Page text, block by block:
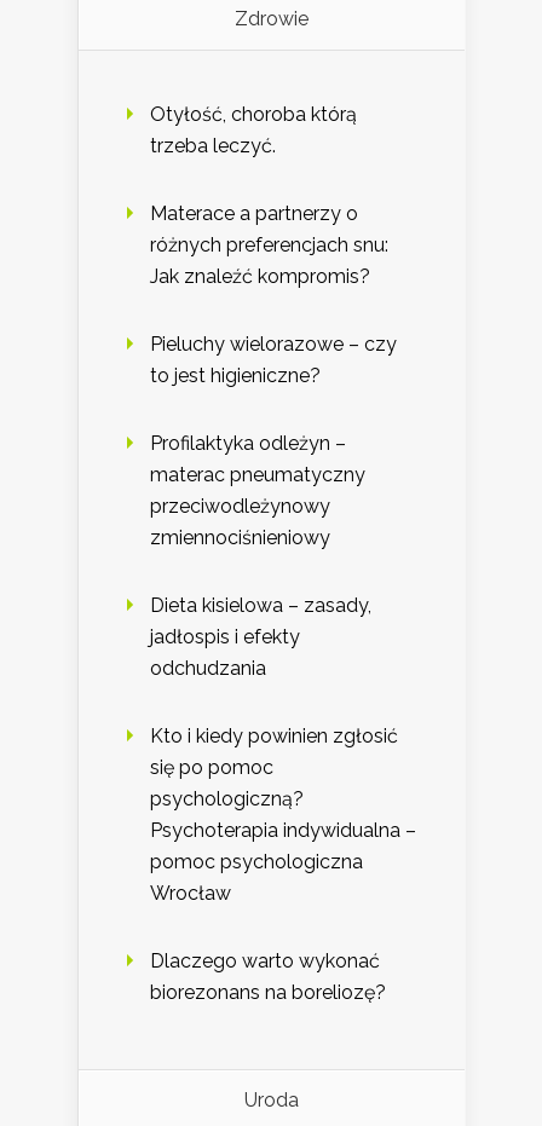
Zdrowie
Otyłość, choroba którą
trzeba leczyć.
Materace a partnerzy o
różnych preferencjach snu:
Jak znaleźć kompromis?
Pieluchy wielorazowe – czy
to jest higieniczne?
Profilaktyka odleżyn –
materac pneumatyczny
przeciwodleżynowy
zmiennociśnieniowy
Dieta kisielowa – zasady,
jadłospis i efekty
odchudzania
Kto i kiedy powinien zgłosić
się po pomoc
psychologiczną?
Psychoterapia indywidualna –
pomoc psychologiczna
Wrocław
Dlaczego warto wykonać
biorezonans na boreliozę?
Uroda